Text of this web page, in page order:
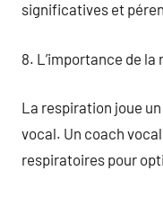
significatives et
8. L’importance de
La respiration joue
vocal. Un coach
respiratoires pour